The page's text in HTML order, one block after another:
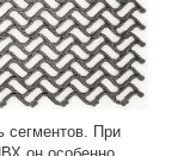
сегментов. При